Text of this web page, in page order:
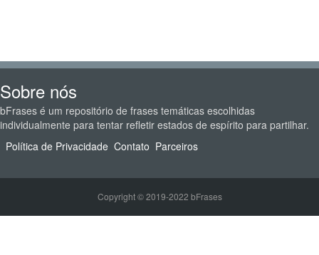
Sobre nós
bFrases é um repositório de frases temáticas escolhidas
individualmente para tentar refletir estados de espírito para partilhar.
Política de Privacidade Contato Parceiros
Copyright © 2019-2022 bFrases